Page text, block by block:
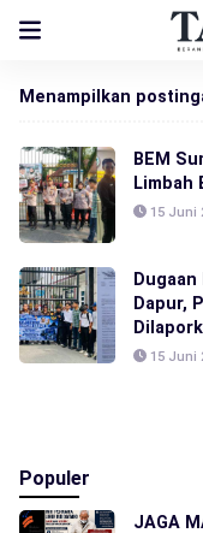
Menampilkan
BEM
Limbah
15 Juni
Dapur,
15 Juni
Populer
JAGA